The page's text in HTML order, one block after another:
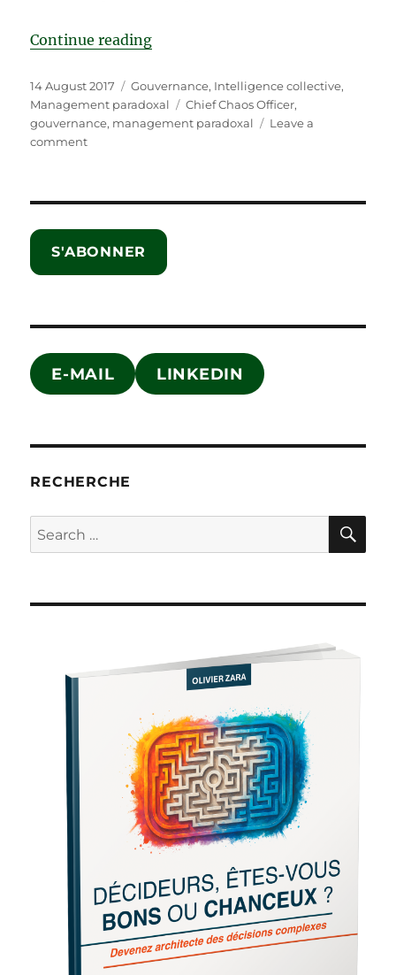
Continue reading“Faut-il créer un poste de Chief
Posted
on
14 August 2017 Categories
Gouvernance, Intelligence collective,
Management paradoxal
Tags
Chief Chaos Officer,
gouvernance, management paradoxal
Leave a
commenton
poste
de
?
S'ABONNER
E-MAIL LINKEDIN
RECHERCHE
Search
for: